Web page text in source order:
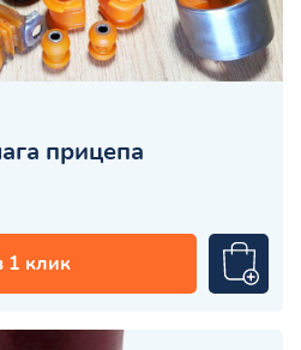
прицепа
1 клик